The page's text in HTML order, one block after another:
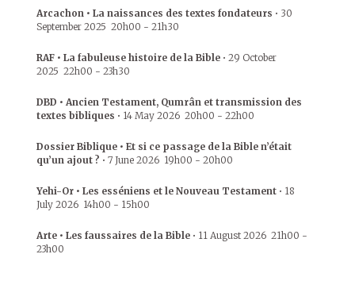
Arcachon • La naissances des textes fondateurs • 30
September 2025 20h00 - 21h30
RAF • La fabuleuse histoire de la Bible • 29 October
2025 22h00 - 23h30
DBD • Ancien Testament, Qumrân et transmission des
textes bibliques • 14 May 2026 20h00 - 22h00
Dossier Biblique • Et si ce passage de la Bible n’était
qu’un ajout ? • 7 June 2026 19h00 - 20h00
Yehi-Or • Les esséniens et le Nouveau Testament • 18
July 2026 14h00 - 15h00
Arte • Les faussaires de la Bible • 11 August 2026 21h00 -
23h00